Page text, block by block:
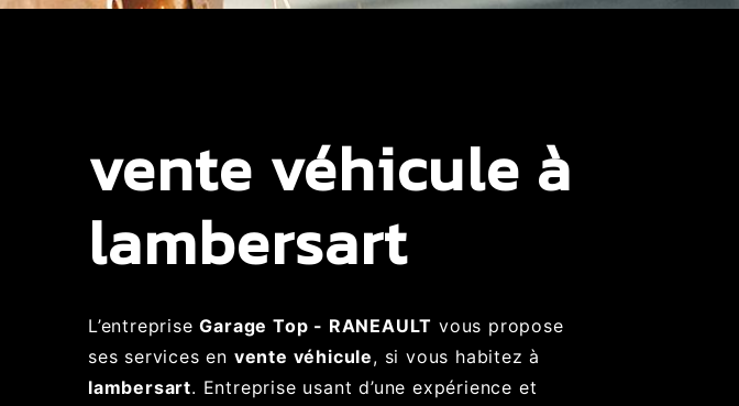
vente véhicule à
lambersart
L’entrepriseGarage Top - RANEAULT vous propose
ses services en vente véhicule, si vous habitez à
lambersart. Entreprise usant d’une expérience et